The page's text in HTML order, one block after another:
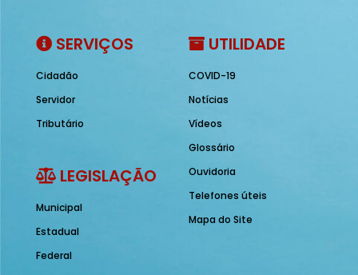
SERVIÇOS
Cidadão
Servidor
Tributário
LEGISLAÇÃO
Municipal
Estadual
Federal
UTILIDADE
COVID-19
Notícias
Vídeos
Glossário
Ouvidoria
Telefones úteis
Mapa do Site